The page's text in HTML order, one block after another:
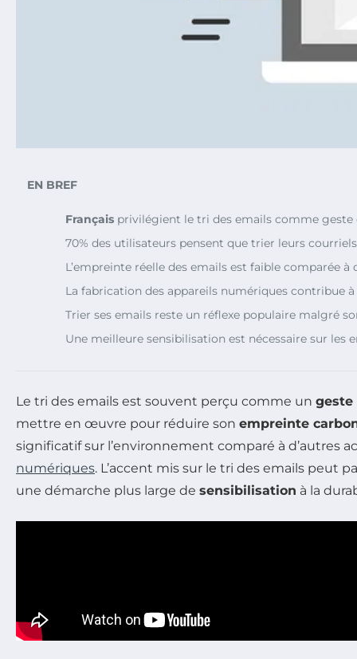
EN BREF
Français privilégient le tri des emails comme geste
70% des utilisateurs pensent que trier leurs
L’empreinte réelle des emails est faible comparée à
La fabrication des appareils numériques contribue
Trier ses emails reste un réflexe populaire malgré
Une meilleure sensibilisation est nécessaire sur les
Le tri des emails est souvent perçu comme un geste
mettre en œuvre pour réduire son empreinte
significatif sur l’environnement comparé à d’autres
numériques. L’accent mis sur le tri des emails peut
une démarche plus large de sensibilisation à la